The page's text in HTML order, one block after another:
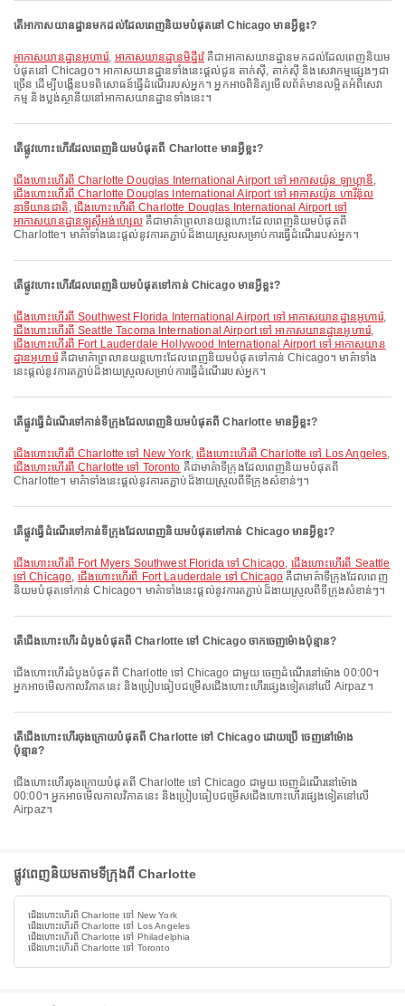
តើអាកាសយានដ្ឋានមកដល់ដែលពេញនិយមបំផុតនៅ Chicago មានអ្វីខ្លះ?
អាកាសយានដ្ឋានអូហារ៉េ, អាកាសយានដ្ឋានមិដ្ឋីវ៉េ គឺជាអាកាសយានដ្ឋានមកដល់ដែលពេញនិយម
បំផុតនៅ Chicago។ អាកាសយានដ្ឋានទាំងនេះផ្តល់ជូន តាក់ស៊ី, តាក់ស៊ី និងសេវាកម្មផ្សេងៗជា
ច្រើន ដើម្បីបង្កើនបទពិសោធន៍ធ្វើដំណើររបស់អ្នក។ អ្នកអាចពិនិត្យមើលព័ត៌មានលម្អិតអំពីសេវា
កម្ម និងប្លង់ស្ថានីយនៅអាកាសយានដ្ឋានទាំងនេះ។
តើផ្លូវហោះហើរដែលពេញនិយមបំផុតពី Charlotte មានអ្វីខ្លះ?
ជើងហោះហើរពី Charlotte Douglas International Airport ទៅ អាកាសយ៉ូន ឡាហ្គាឌី,
ជើងហោះហើរពី Charlotte Douglas International Airport ទៅ អាកាសយ៉ូន ហារីន៉ុល
នាទីយានជាតិ,ជើងហោះហើរពី Charlotte Douglas International Airport ទៅ
អាកាសយានដ្ឋានឡូស៊ីអង់ហ្សេលគឺជាមាគ៌ាព្រលានយន្តហោះដែលពេញនិយមបំផុតពី
Charlotte។ មាគ៌ាទាំងនេះផ្តល់នូវការតភ្ជាប់ដ៏ងាយស្រួលសម្រាប់ការធ្វើដំណើររបស់អ្នក។
តើផ្លូវហោះហើរដែលពេញនិយមបំផុតទៅកាន់ Chicago មានអ្វីខ្លះ?
ជើងហោះហើរពី Southwest Florida International Airport ទៅ អាកាសយានដ្ឋានអូហារ៉េ,
ជើងហោះហើរពី Seattle Tacoma International Airport ទៅ អាកាសយានដ្ឋានអូហារ៉េ,
ជើងហោះហើរពី Fort Lauderdale Hollywood International Airport ទៅ អាកាសយាន
ដ្ឋានអូហារ៉េគឺជាមាគ៌ាព្រលានយន្តហោះដែលពេញនិយមបំផុតទៅកាន់ Chicago។ មាគ៌ាទាំង
នេះផ្តល់នូវការតភ្ជាប់ដ៏ងាយស្រួលសម្រាប់ការធ្វើដំណើររបស់អ្នក។
តើផ្លូវធ្វើដំណើរទៅកាន់ទីក្រុងដែលពេញនិយមបំផុតពី Charlotte មានអ្វីខ្លះ?
ជើងហោះហើរពី Charlotte ទៅ New York,ជើងហោះហើរពី Charlotte ទៅ Los Angeles,
ជើងហោះហើរពី Charlotte ទៅ Toronto គឺជាមាគ៌ាទីក្រុងដែលពេញនិយមបំផុតពី
Charlotte។ មាគ៌ាទាំងនេះផ្តល់នូវការតភ្ជាប់ដ៏ងាយស្រួលពីទីក្រុងសំខាន់ៗ។
តើផ្លូវធ្វើដំណើរទៅកាន់ទីក្រុងដែលពេញនិយមបំផុតទៅកាន់ Chicago មានអ្វីខ្លះ?
ជើងហោះហើរពី Fort Myers Southwest Florida ទៅ Chicago, ជើងហោះហើរពី Seattle
ទៅ Chicago, ជើងហោះហើរពី Fort Lauderdale ទៅ Chicago គឺជាមាគ៌ាទីក្រុងដែលពេញ
និយមបំផុតទៅកាន់ Chicago។ មាគ៌ាទាំងនេះផ្តល់នូវការតភ្ជាប់ដ៏ងាយស្រួលពីទីក្រុងសំខាន់ៗ។
តើជើងហោះហើរ ដំបូងបំផុតពី Charlotte ទៅ Chicago ចាកចេញម៉ោងប៉ុន្មាន?
ជើងហោះហើរដំបូងបំផុតពី Charlotte ទៅ Chicago ជាមួយ ចេញដំណើរនៅម៉ោង 00:00។
អ្នកអាចមើលកាលវិភាគនេះ និងប្រៀបធៀបជម្រើសជើងហោះហើរផ្សេងទៀតនៅលើ Airpaz។
តើជើងហោះហើរចុងក្រោយបំផុតពី Charlotte ទៅ Chicago ដោយប្រើ ចេញនៅម៉ោង
ប៉ុន្មាន?
ជើងហោះហើរចុងក្រោយបំផុតពី Charlotte ទៅ Chicago ជាមួយ ចេញដំណើរនៅម៉ោង
00:00។ អ្នកអាចមើលកាលវិភាគនេះ និងប្រៀបធៀបជម្រើសជើងហោះហើរផ្សេងទៀតនៅលើ
Airpaz។
ផ្លូវពេញនិយមតាមទីក្រុងពី Charlotte
ជើងហោះហើរពី Charlotte ទៅ New York
ជើងហោះហើរពី Charlotte ទៅ Los Angeles
ជើងហោះហើរពី Charlotte ទៅ Philadelphia
ជើងហោះហើរពី Charlotte ទៅ Toronto